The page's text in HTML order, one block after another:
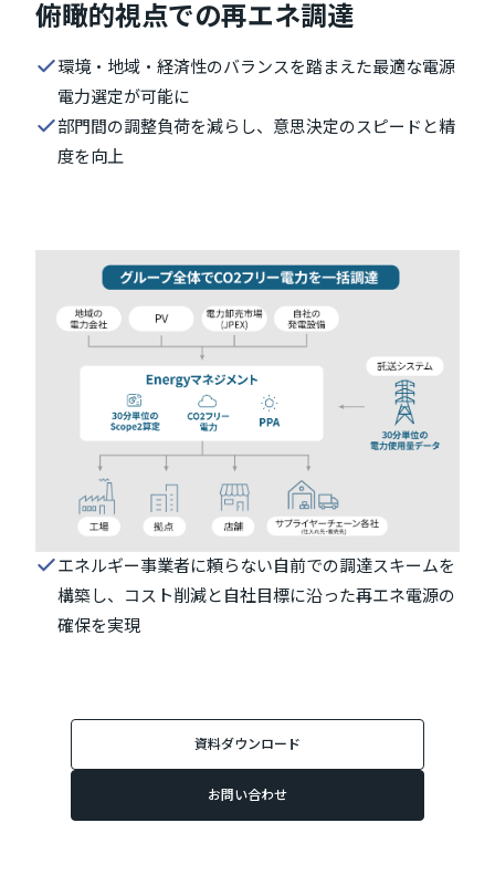
俯瞰的視点での再エネ調達
環境・地域・経済性のバランスを踏まえた最適な電源
電力選定が可能に
部門間の調整負荷を減らし、意思決定のスピードと精
度を向上
エネルギー事業者に頼らない自前での調達スキームを
構築し、コスト削減と自社目標に沿った再エネ電源の
確保を実現
資料ダウンロード
お問い合わせ